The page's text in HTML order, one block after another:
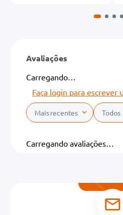
Avaliações
Carregando…
Faça login para escrever
Mais recentes Todos
Carregando avaliações…